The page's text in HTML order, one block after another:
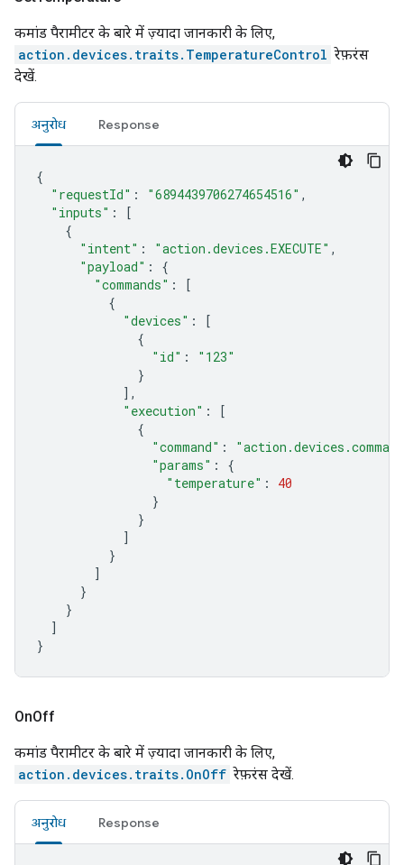
कमांड पैरामीटर के बारे में ज़्यादा जानकारी के लिए,
action.devices.traits.TemperatureControl रेफ़रंस
देखें.
अनुरोध Response
{
"requestId" : "6894439706274654516" ,
"inputs" :
[
{
"intent" : "action.devices.EXECUTE" ,
"payload" :
{
"commands" :
[
{
"devices" :
[
{
"id" :
"123"
}
],
"execution" :
[
{
"command" :
"params" :
{
"temperature" :
40
}
}
]
}
]
}
}
]
}
OnOff
कमांड पैरामीटर के बारे में ज़्यादा जानकारी के लिए,
action.devices.traits.OnOff रेफ़रंस देखें.
अनुरोध Response